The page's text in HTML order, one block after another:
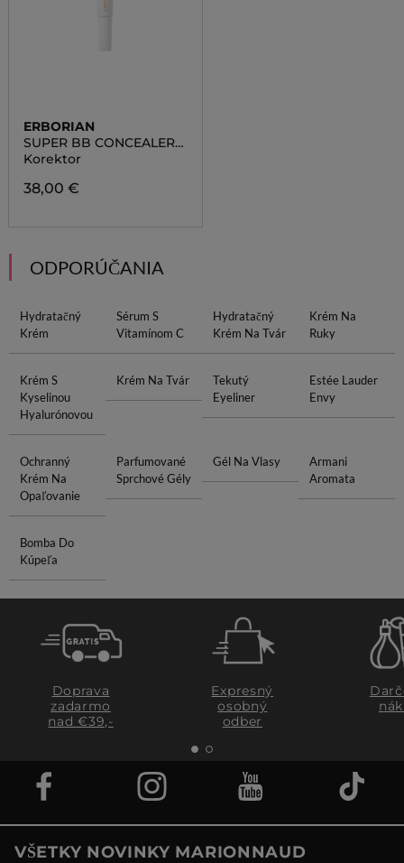
ERBORIAN
SUPER BB CONCEALER
DORE
Korektor
38,00 €
ODPORÚČANIA
Hydratačný
Krém
Sérum S
Vitamínom C
Hydratačný
Krém Na Tvár
Krém Na
Ruky
Krém S
Kyselinou
Hyalurónovou
Krém Na Tvár
Tekutý
Eyeliner
Estée Lauder
Envy
Ochranný
Krém Na
Opaľovanie
Parfumované
Sprchové Gély
Gél Na Vlasy
Armani
Aromata
Bomba Do
Kúpeľa
Doprava
zadarmo
nad €39,-
Expresný
osobný
odber
VŠETKY NOVINKY MARIONNAUD